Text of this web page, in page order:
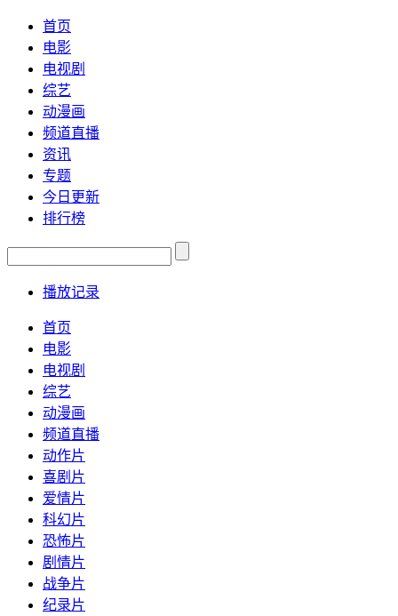
首页
电影
电视剧
综艺
动漫画
频道直播
资讯
专题
今日更新
排行榜
播放记录
首页
电影
电视剧
综艺
动漫画
频道直播
动作片
喜剧片
爱情片
科幻片
恐怖片
剧情片
战争片
纪录片